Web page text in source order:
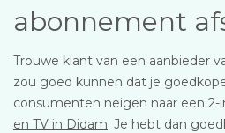
abonnement
Trouwe klant van een aanbieder
zou goed kunnen dat je
consumenten neigen naar een 2-
en TV in Didam. Je hebt dan